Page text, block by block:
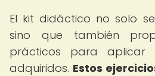
El kit didáctico no solo
sino que también
prácticos para aplicar
adquiridos. Estos